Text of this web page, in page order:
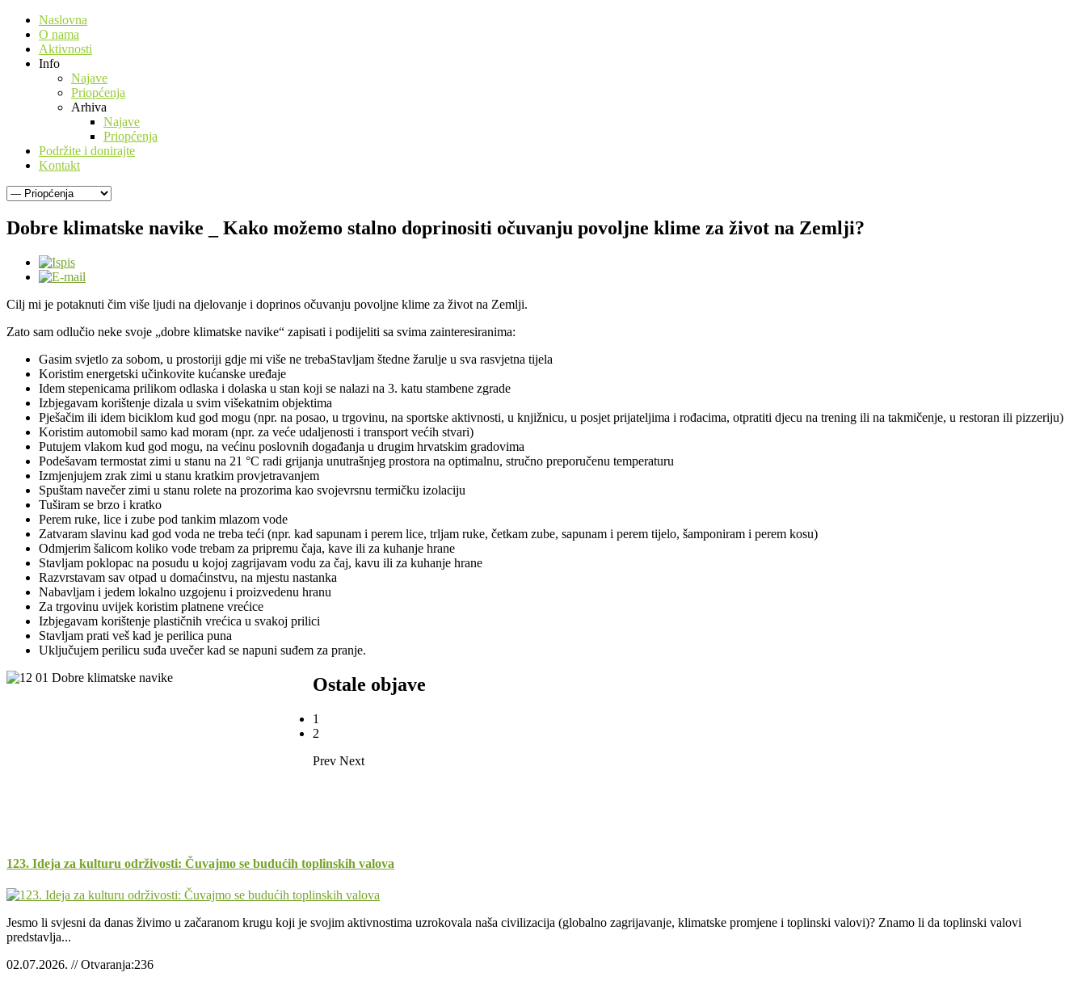
Naslovna
O nama
Aktivnosti
Info
Najave
Priopćenja
Arhiva
Najave
Priopćenja
Podržite i donirajte
Kontakt
Dobre klimatske navike _ Kako možemo stalno doprinositi očuvanju povoljne klime za život na Zemlji?
Cilj mi je potaknuti čim više ljudi na djelovanje i doprinos očuvanju povoljne klime za život na Zemlji.
Zato sam odlučio neke svoje „dobre klimatske navike“ zapisati i podijeliti sa svima zainteresiranima:
Gasim svjetlo za sobom, u prostoriji gdje mi više ne trebaStavljam štedne žarulje u sva rasvjetna tijela
Koristim energetski učinkovite kućanske uređaje
Idem stepenicama prilikom odlaska i dolaska u stan koji se nalazi na 3. katu stambene zgrade
Izbjegavam korištenje dizala u svim višekatnim objektima
Pješačim ili idem biciklom kud god mogu (npr. na posao, u trgovinu, na sportske aktivnosti, u knjižnicu, u posjet prijateljima i rođacima, otpratiti djecu na trening ili na takmičenje, u restoran ili pizzeriju)
Koristim automobil samo kad moram (npr. za veće udaljenosti i transport većih stvari)
Putujem vlakom kud god mogu, na većinu poslovnih događanja u drugim hrvatskim gradovima
Podešavam termostat zimi u stanu na 21 °C radi grijanja unutrašnjeg prostora na optimalnu, stručno preporučenu temperaturu
Izmjenjujem zrak zimi u stanu kratkim provjetravanjem
Spuštam navečer zimi u stanu rolete na prozorima kao svojevrsnu termičku izolaciju
Tuširam se brzo i kratko
Perem ruke, lice i zube pod tankim mlazom vode
Zatvaram slavinu kad god voda ne treba teći (npr. kad sapunam i perem lice, trljam ruke, četkam zube, sapunam i perem tijelo, šamponiram i perem kosu)
Odmjerim šalicom koliko vode trebam za pripremu čaja, kave ili za kuhanje hrane
Stavljam poklopac na posudu u kojoj zagrijavam vodu za čaj, kavu ili za kuhanje hrane
Razvrstavam sav otpad u domaćinstvu, na mjestu nastanka
Nabavljam i jedem lokalno uzgojenu i proizvedenu hranu
Za trgovinu uvijek koristim platnene vrećice
Izbjegavam korištenje plastičnih vrećica u svakoj prilici
Stavljam prati veš kad je perilica puna
Uključujem perilicu suđa uvečer kad se napuni suđem za pranje.
Ostale objave
1
2
Prev Next
123. Ideja za kulturu održivosti: Čuvajmo se budućih toplinskih valova
Jesmo li svjesni da danas živimo u začaranom krugu koji je svojim aktivnostima uzrokovala naša civilizacija (globalno zagrijavanje, klimatske promjene i toplinski valovi)? Znamo li da toplinski valovi
predstavlja...
02.07.2026. // Otvaranja:236